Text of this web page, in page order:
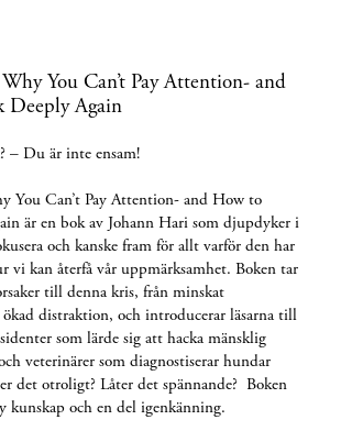
You Can’t Pay Attention- and
Again
– Du är inte ensam!
You Can’t Pay Attention- and How to
är en bok av Johann Hari som djupdyker i
och kanske fram för allt varför den har
vi kan återfå vår uppmärksamhet. Boken tar
till denna kris, från minskat
distraktion, och introducerar läsarna till
som lärde sig att hacka mänsklig
veterinärer som diagnostiserar hundar
det otroligt? Låter det spännande? Boken
kunskap och en del igenkänning.